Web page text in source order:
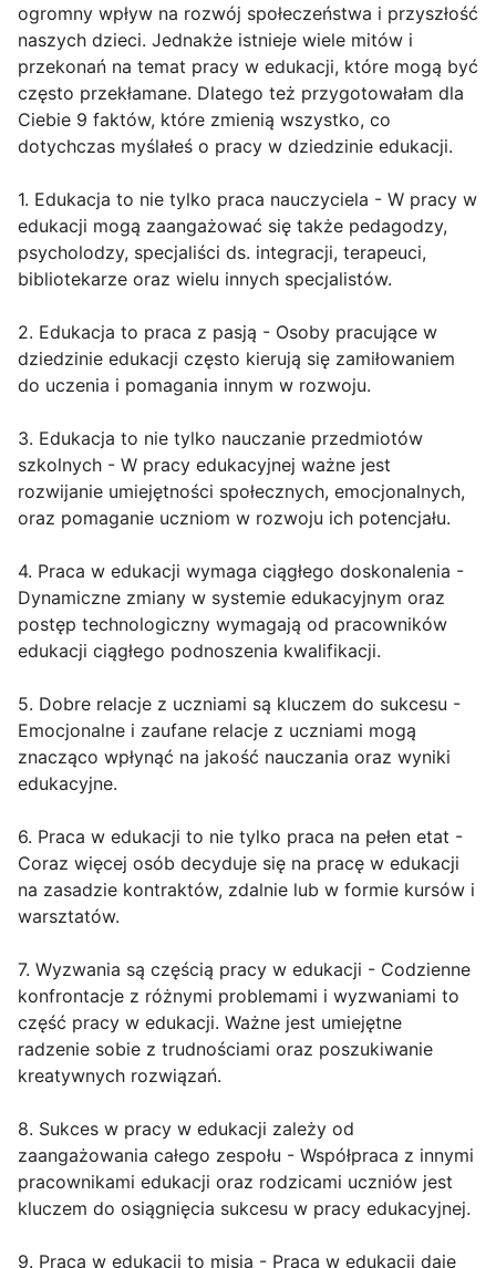
ogromny wpływ na rozwój społeczeństwa i przyszłość
naszych dzieci. Jednakże istnieje wiele mitów i
przekonań na temat pracy w edukacji, które mogą być
często przekłamane. Dlatego też przygotowałam dla
Ciebie 9 faktów, które zmienią wszystko, co
dotychczas myślałeś o pracy w dziedzinie edukacji.
1. Edukacja to nie tylko praca nauczyciela - W pracy w
edukacji mogą zaangażować się także pedagodzy,
psycholodzy, specjaliści ds. integracji, terapeuci,
bibliotekarze oraz wielu innych specjalistów.
2. Edukacja to praca z pasją - Osoby pracujące w
dziedzinie edukacji często kierują się zamiłowaniem
do uczenia i pomagania innym w rozwoju.
3. Edukacja to nie tylko nauczanie przedmiotów
szkolnych - W pracy edukacyjnej ważne jest
rozwijanie umiejętności społecznych, emocjonalnych,
oraz pomaganie uczniom w rozwoju ich potencjału.
4. Praca w edukacji wymaga ciągłego doskonalenia -
Dynamiczne zmiany w systemie edukacyjnym oraz
postęp technologiczny wymagają od pracowników
edukacji ciągłego podnoszenia kwalifikacji.
5. Dobre relacje z uczniami są kluczem do sukcesu -
Emocjonalne i zaufane relacje z uczniami mogą
znacząco wpłynąć na jakość nauczania oraz wyniki
edukacyjne.
6. Praca w edukacji to nie tylko praca na pełen etat -
Coraz więcej osób decyduje się na pracę w edukacji
na zasadzie kontraktów, zdalnie lub w formie kursów i
warsztatów.
7. Wyzwania są częścią pracy w edukacji - Codzienne
konfrontacje z różnymi problemami i wyzwaniami to
część pracy w edukacji. Ważne jest umiejętne
radzenie sobie z trudnościami oraz poszukiwanie
kreatywnych rozwiązań.
8. Sukces w pracy w edukacji zależy od
zaangażowania całego zespołu - Współpraca z innymi
pracownikami edukacji oraz rodzicami uczniów jest
kluczem do osiągnięcia sukcesu w pracy edukacyjnej.
9. Praca w edukacji to misja - Praca w edukacji daje